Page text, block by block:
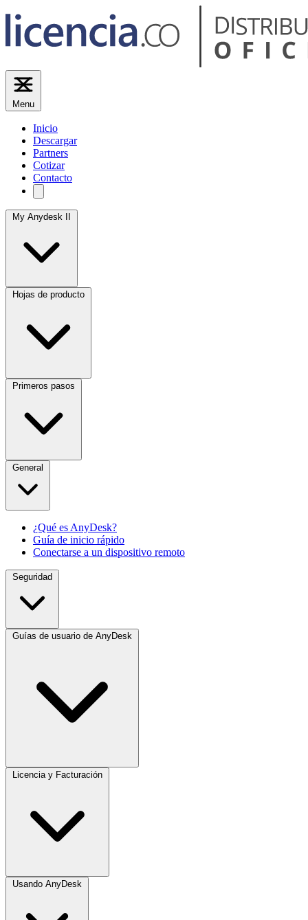
Menu
Inicio
Descargar
Partners
Cotizar
Contacto
My Anydesk II
Hojas de producto
Primeros pasos
General
¿Qué es AnyDesk?
Guía de inicio rápido
Conectarse a un dispositivo remoto
Seguridad
Guías de usuario de AnyDesk
Licencia y Facturación
Usando AnyDesk